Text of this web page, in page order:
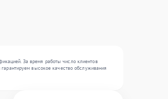
За время работы число клиентов
высокое качество обслуживания